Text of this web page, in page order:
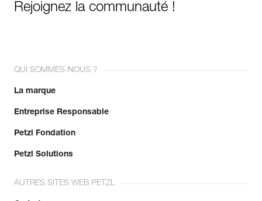
Rejoignez la communauté !
QUI SOMMES-NOUS ?
La marque
Entreprise Responsable
Petzl Fondation
Petzl Solutions
AUTRES SITES WEB PETZL